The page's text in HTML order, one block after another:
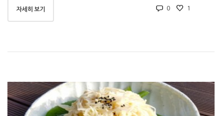
자세히 보기 0 1